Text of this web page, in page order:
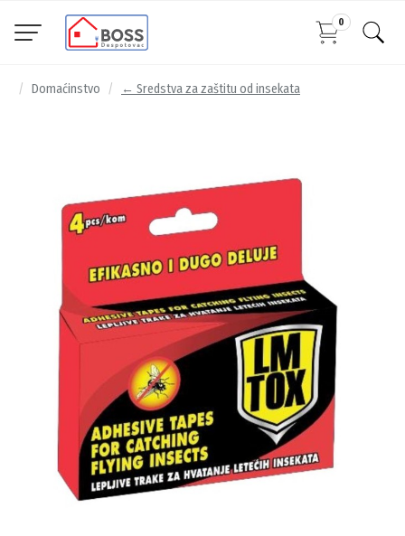
0
Domaćinstvo ← Sredstva za zaštitu od insekata